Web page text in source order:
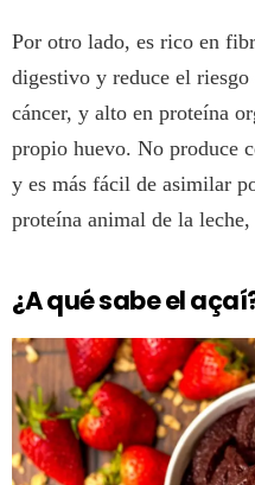
Por otro lado, es rico en
digestivo y reduce el
cáncer, y alto en proteína
propio huevo. No produce
y es más fácil de asimilar
proteína animal de la
¿A qué sabe el